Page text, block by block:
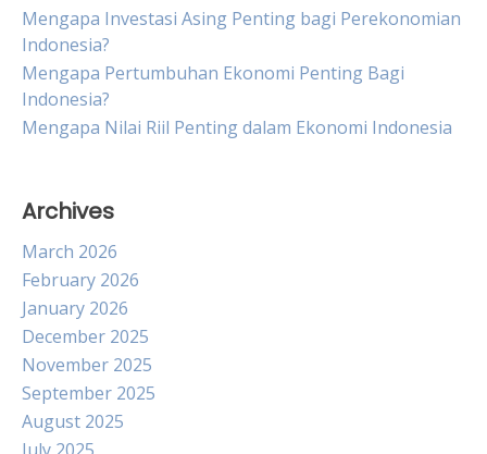
Mengapa Investasi Asing Penting bagi Perekonomian
Indonesia?
Mengapa Pertumbuhan Ekonomi Penting Bagi
Indonesia?
Mengapa Nilai Riil Penting dalam Ekonomi Indonesia
Archives
March 2026
February 2026
January 2026
December 2025
November 2025
September 2025
August 2025